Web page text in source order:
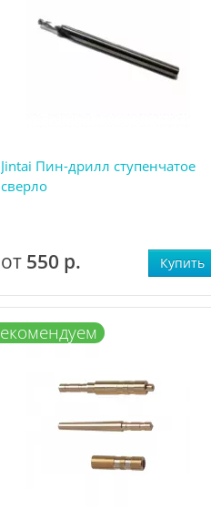
Jintai Пин-дрилл ступенчатое
сверло
от 550 р. Купить
екомендуем